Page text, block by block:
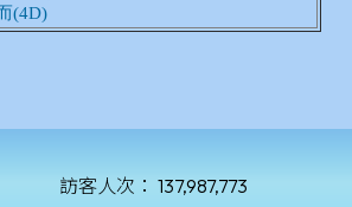
訪客人次： 137,987,773